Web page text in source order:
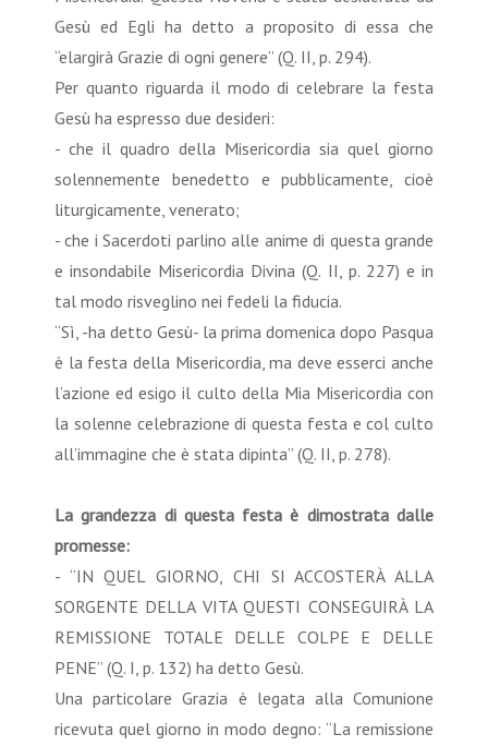
Gesù ed Egli ha detto a proposito di essa che
“elargirà Grazie di ogni genere” (Q. II, p. 294).
Per quanto riguarda il modo di celebrare la festa
Gesù ha espresso due desideri:
- che il quadro della Misericordia sia quel giorno
solennemente benedetto e pubblicamente, cioè
liturgicamente, venerato;
- che i Sacerdoti parlino alle anime di questa grande
e insondabile Misericordia Divina (Q. II, p. 227) e in
tal modo risveglino nei fedeli la fiducia.
“Sì, -ha detto Gesù- la prima domenica dopo Pasqua
è la festa della Misericordia, ma deve esserci anche
l’azione ed esigo il culto della Mia Misericordia con
la solenne celebrazione di questa festa e col culto
all’immagine che è stata dipinta” (Q. II, p. 278).
La grandezza di questa festa è dimostrata dalle
promesse:
- “IN QUEL GIORNO, CHI SI ACCOSTERÀ ALLA
SORGENTE DELLA VITA QUESTI CONSEGUIRÀ LA
REMISSIONE TOTALE DELLE COLPE E DELLE
PENE” (Q. I, p. 132) ha detto Gesù.
Una particolare Grazia è legata alla Comunione
ricevuta quel giorno in modo degno: “La remissione